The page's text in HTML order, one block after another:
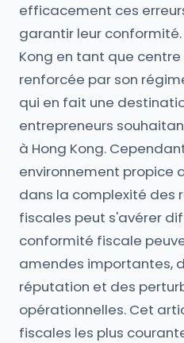
efficacement ces
garantir leur
Kong en tant que
renforcée par son
qui en fait une
entrepreneurs
à Hong Kong.
environnement propice
dans la complexité des
fiscales peut s'avérer
conformité fiscale
amendes importantes,
réputation et des
opérationnelles. Cet
fiscales les plus